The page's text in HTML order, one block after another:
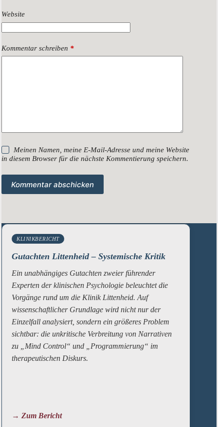
Website
Kommentar schreiben *
Meinen Namen, meine E-Mail-Adresse und meine Website
in diesem Browser für die nächste Kommentierung speichern.
Kommentar abschicken
KLINIKBERICHT
Gutachten Littenheid – Systemische Kritik
Ein unabhängiges Gutachten zweier führender
Experten der klinischen Psychologie beleuchtet die
Vorgänge rund um die Klinik Littenheid. Auf
wissenschaftlicher Grundlage wird nicht nur der
Einzelfall analysiert, sondern ein größeres Problem
sichtbar: die unkritische Verbreitung von Narrativen
zu „Mind Control“ und „Programmierung“ im
therapeutischen Diskurs.
→ Zum Bericht